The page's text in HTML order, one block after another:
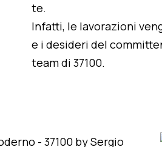
te.
Infatti, le lavorazioni
e i desideri del
team di 37100.